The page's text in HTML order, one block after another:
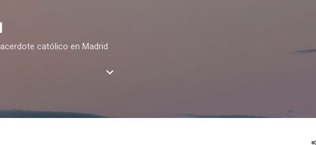
católico en Madrid